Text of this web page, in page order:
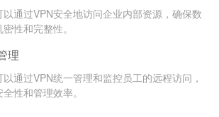
以通过VPN安全地访问企业内部资源，确保数
性和完整性。
理
以通过VPN统一管理和监控员工的远程访问，
性和管理效率。